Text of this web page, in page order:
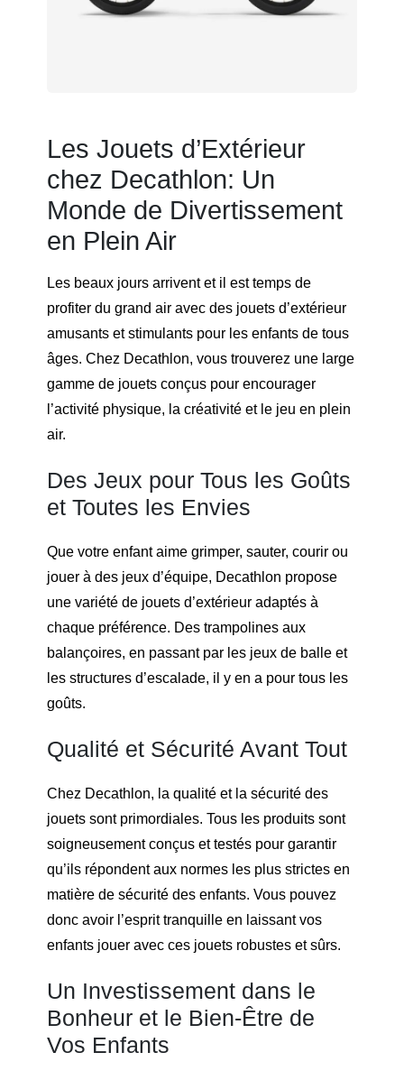
Les Jouets d’Extérieur
chez Decathlon: Un
Monde de Divertissement
en Plein Air
Les beaux jours arrivent et il est temps de
profiter du grand air avec des jouets d’extérieur
amusants et stimulants pour les enfants de tous
âges. Chez Decathlon, vous trouverez une large
gamme de jouets conçus pour encourager
l’activité physique, la créativité et le jeu en plein
air.
Des Jeux pour Tous les Goûts
et Toutes les Envies
Que votre enfant aime grimper, sauter, courir ou
jouer à des jeux d’équipe, Decathlon propose
une variété de jouets d’extérieur adaptés à
chaque préférence. Des trampolines aux
balançoires, en passant par les jeux de balle et
les structures d’escalade, il y en a pour tous les
goûts.
Qualité et Sécurité Avant Tout
Chez Decathlon, la qualité et la sécurité des
jouets sont primordiales. Tous les produits sont
soigneusement conçus et testés pour garantir
qu’ils répondent aux normes les plus strictes en
matière de sécurité des enfants. Vous pouvez
donc avoir l’esprit tranquille en laissant vos
enfants jouer avec ces jouets robustes et sûrs.
Un Investissement dans le
Bonheur et le Bien-Être de
Vos Enfants